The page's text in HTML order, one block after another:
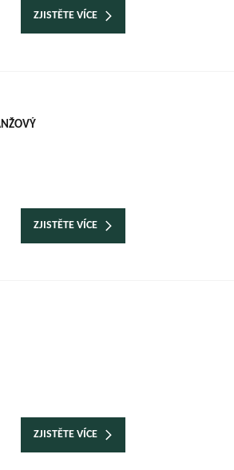
ZJISTĚTE VÍCE
ZJISTĚTE VÍCE
ZJISTĚTE VÍCE